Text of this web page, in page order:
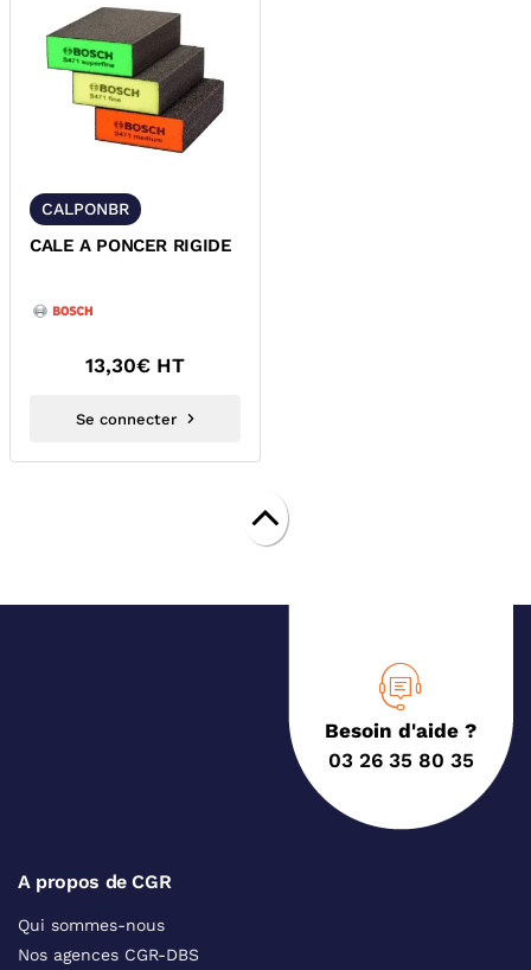
CALPONBR
CALE A PONCER RIGIDE
13,30€ HT
Se connecter
Besoin d'aide ?
03 26 35 80 35
A propos de CGR
Qui sommes-nous
Nos agences CGR-DBS